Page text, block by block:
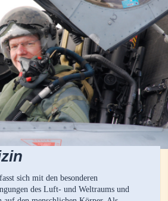
sich mit den besonderen
des Luft- und Weltraums und